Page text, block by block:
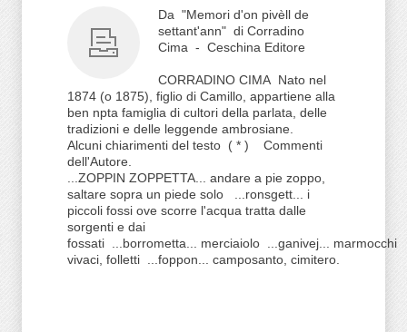
Da "Memori d'on pivèll de
settant'ann" di Corradino
Cima - Ceschina Editore
CORRADINO CIMA Nato nel
1874 (o 1875), figlio di Camillo, appartiene alla
ben npta famiglia di cultori della parlata, delle
tradizioni e delle leggende ambrosiane.
Alcuni chiarimenti del testo ( * ) Commenti
dell'Autore.
...ZOPPIN ZOPPETTA... andare a pie zoppo,
saltare sopra un piede solo ...ronsgett... i
piccoli fossi ove scorre l'acqua tratta dalle
sorgenti e dai
fossati ...borrometta... merciaiolo ...ganivej... marmocchi
vivaci, folletti ...foppon... camposanto, cimitero.